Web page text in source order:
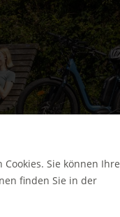
Sie können Ihre
finden Sie in der